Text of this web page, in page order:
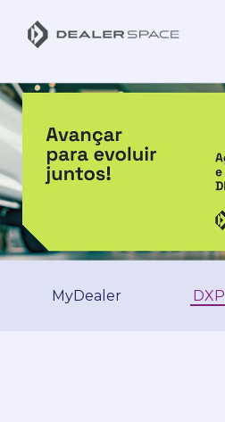
MyDealer DXP